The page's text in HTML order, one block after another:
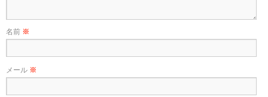
名前 ※
メール ※